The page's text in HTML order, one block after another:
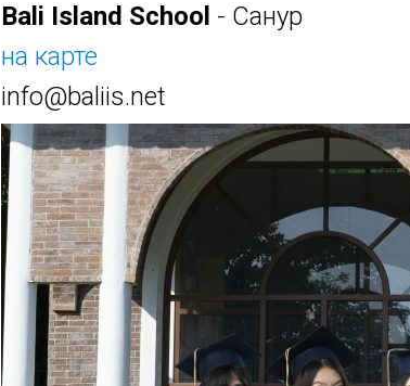
Bali Island School - Санур
на карте
info@baliis.net